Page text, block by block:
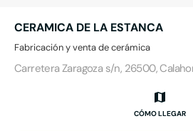
CERAMICA DE LA ESTANCA
Fabricación y venta de cerámica
Carretera Zaragoza s/n, 26500,
CÓMO LLEGAR